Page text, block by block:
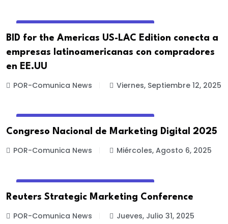
BID for the Americas US-LAC Edition conecta a
empresas latinoamericanas con compradores
en EE.UU
POR-Comunica News Viernes, Septiembre 12, 2025
Congreso Nacional de Marketing Digital 2025
POR-Comunica News Miércoles, Agosto 6, 2025
Reuters Strategic Marketing Conference
POR-Comunica News Jueves, Julio 31, 2025